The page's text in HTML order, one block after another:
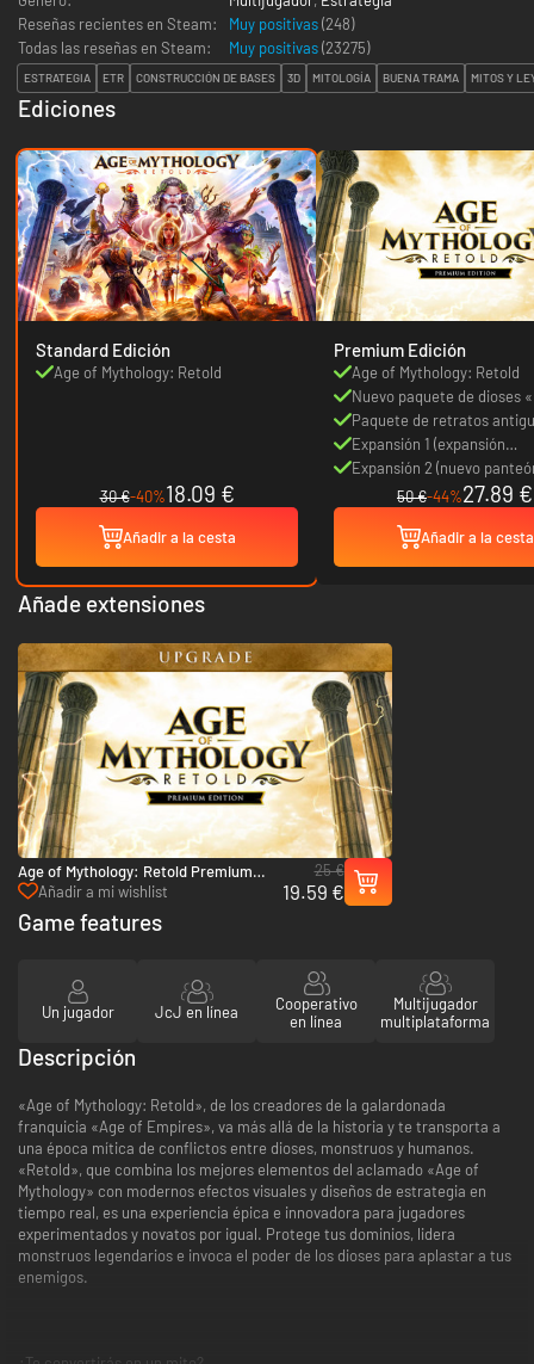
Reseñas recientes en Steam:
Muy positivas(248)
Todas las reseñas en Steam:
Muy positivas(23275)
ESTRATEGIA ETR CONSTRUCCIÓN DE BASES 3D MITOLOGÍA BUENA TRAMA MITOS Y
Ediciones
Standard Edición
Age of Mythology: Retold
30 €-40%18.09 €
Añadir a la cesta
Premium Edición
Age of Mythology: Retold
Nuevo paquete de dioses
Paquete de retratos
deidades
Expansión 1 (expansión
completamente nueva
panteón chino)
Expansión 2 (nuevo
adicional)50 €-44%27.89 €
Añadir a la cesta
Añade extensiones
Age of Mythology: Retold Premium
Upgrade Edition - PC & Xbox Series X|S
(Microsoft Store)
Añadir a mi wishlist
25 €
19.59 €
Game features
Un jugador JcJ en línea
Cooperativo
en línea
Multijugador
multiplataforma
Descripción
«Age of Mythology: Retold», de los creadores de la galardonada
franquicia «Age of Empires», va más allá de la historia y te transporta a
una época mítica de conflictos entre dioses, monstruos y humanos.
«Retold», que combina los mejores elementos del aclamado «Age of
Mythology» con modernos efectos visuales y diseños de estrategia en
tiempo real, es una experiencia épica e innovadora para jugadores
experimentados y novatos por igual. Protege tus dominios, lidera
monstruos legendarios e invoca el poder de los dioses para aplastar a tus
enemigos.